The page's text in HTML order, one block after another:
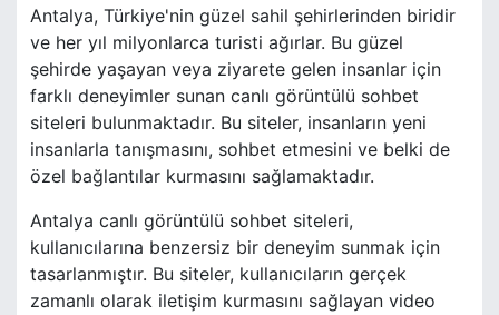
Antalya, Türkiye'nin güzel sahil şehirlerinden biridir
ve her yıl milyonlarca turisti ağırlar. Bu güzel
şehirde yaşayan veya ziyarete gelen insanlar için
farklı deneyimler sunan canlı görüntülü sohbet
siteleri bulunmaktadır. Bu siteler, insanların yeni
insanlarla tanışmasını, sohbet etmesini ve belki de
özel bağlantılar kurmasını sağlamaktadır.
Antalya canlı görüntülü sohbet siteleri,
kullanıcılarına benzersiz bir deneyim sunmak için
tasarlanmıştır. Bu siteler, kullanıcıların gerçek
zamanlı olarak iletişim kurmasını sağlayan video